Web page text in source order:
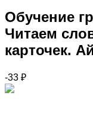
Обучение
Читаем
карточек.
-33 ₽